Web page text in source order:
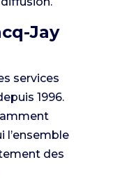
Jay
services
1996.
l’ensemble
des